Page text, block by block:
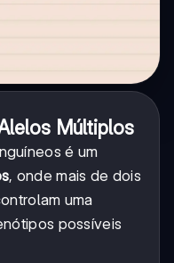
Múltiplos
é um
, onde mais de dois
uma
possíveis